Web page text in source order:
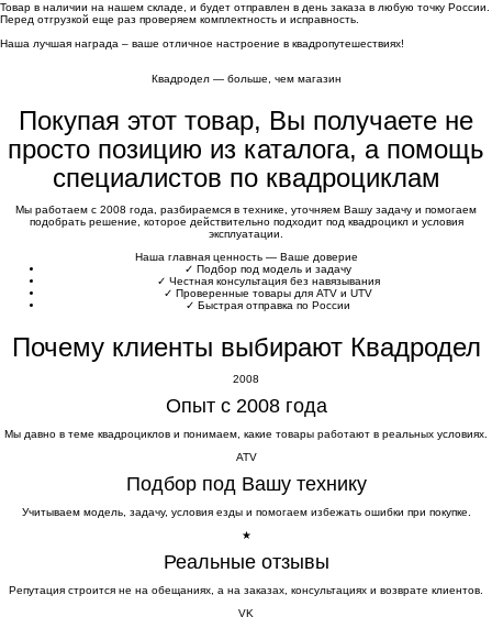
Товар в наличии на нашем складе, и будет отправлен в день заказа в любую точку России.
Перед отгрузкой еще раз проверяем комплектность и исправность.
Наша лучшая награда – ваше отличное настроение в квадропутешествиях!
Квадродел — больше, чем магазин
Покупая этот товар, Вы получаете не
просто позицию из каталога, а помощь
специалистов по квадроциклам
Мы работаем с 2008 года, разбираемся в технике, уточняем Вашу задачу и помогаем
подобрать решение, которое действительно подходит под квадроцикл и условия
эксплуатации.
Наша главная ценность — Ваше доверие
✓ Подбор под модель и задачу
✓ Честная консультация без навязывания
✓ Проверенные товары для ATV и UTV
✓ Быстрая отправка по России
Почему клиенты выбирают Квадродел
2008
Опыт с 2008 года
Мы давно в теме квадроциклов и понимаем, какие товары работают в реальных условиях.
ATV
Подбор под Вашу технику
Учитываем модель, задачу, условия езды и помогаем избежать ошибки при покупке.
★
Реальные отзывы
Репутация строится не на обещаниях, а на заказах, консультациях и возврате клиентов.
VK